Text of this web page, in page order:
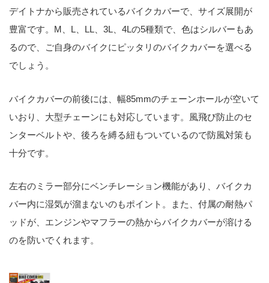
デイトナから販売されているバイクカバーで、サイズ展開が
豊富です。M、L、LL、3L、4Lの5種類で、色はシルバーもあ
るので、ご自身のバイクにピッタリのバイクカバーを選べる
でしょう。
バイクカバーの前後には、幅85mmのチェーンホールが空いて
いおり、大型チェーンにも対応しています。風飛び防止のセ
ンターベルトや、後ろを縛る紐もついているので防風対策も
十分です。
左右のミラー部分にベンチレーション機能があり、バイクカ
バー内に湿気が溜まないのもポイント。また、付属の耐熱パ
ッドが、エンジンやマフラーの熱からバイクカバーが溶ける
のを防いでくれます。